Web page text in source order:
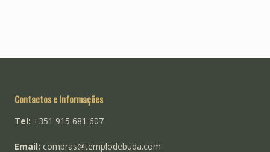
Contactos e Informações
Tel: +351 915 681 607
Email: compras@templodebuda.com